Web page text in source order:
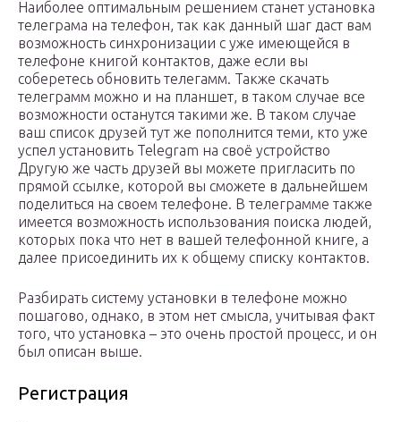
Наиболее оптимальным решением станет установка
телеграма на телефон, так как данный шаг даст вам
возможность синхронизации с уже имеющейся в
телефоне книгой контактов, даже если вы
соберетесь обновить телегамм. Также скачать
телеграмм можно и на планшет, в таком случае все
возможности останутся такими же. В таком случае
ваш список друзей тут же пополнится теми, кто уже
успел установить Telegram на своё устройство
Другую же часть друзей вы можете пригласить по
прямой ссылке, которой вы сможете в дальнейшем
поделиться на своем телефоне. В телеграмме также
имеется возможность использования поиска людей,
которых пока что нет в вашей телефонной книге, а
далее присоединить их к общему списку контактов.
Разбирать систему установки в телефоне можно
пошагово, однако, в этом нет смысла, учитывая факт
того, что установка – это очень простой процесс, и он
был описан выше.
Регистрация